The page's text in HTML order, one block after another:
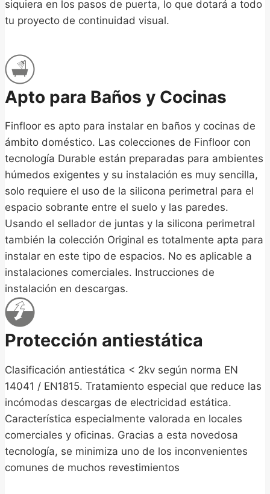
siquiera en los pasos de puerta, lo que dotará a todo
tu proyecto de continuidad visual.
Apto para Baños y Cocinas
Finfloor es apto para instalar en baños y cocinas de
ámbito doméstico. Las colecciones de Finfloor con
tecnología Durable están preparadas para ambientes
húmedos exigentes y su instalación es muy sencilla,
solo requiere el uso de la silicona perimetral para el
espacio sobrante entre el suelo y las paredes.
Usando el sellador de juntas y la silicona perimetral
también la colección Original es totalmente apta para
instalar en este tipo de espacios. No es aplicable a
instalaciones comerciales. Instrucciones de
instalación en descargas.
Protección antiestática
Clasificación antiestática < 2kv según norma EN
14041 / EN1815. Tratamiento especial que reduce las
incómodas descargas de electricidad estática.
Característica especialmente valorada en locales
comerciales y oficinas. Gracias a esta novedosa
tecnología, se minimiza uno de los inconvenientes
comunes de muchos revestimientos